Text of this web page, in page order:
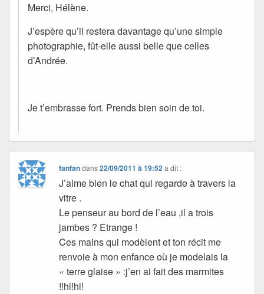
Merci, Hélène.
J’espère qu’il restera davantage qu’une simple
photographie, fût-elle aussi belle que celles
d’Andrée.
Je t’embrasse fort. Prends bien soin de toi.
fanfandans22/09/2011 à 19:52 a dit :
J’aime bien le chat qui regarde à travers la
vitre .
Le penseur au bord de l’eau ,il a trois
jambes ? Etrange !
Ces mains qui modèlent et ton récit me
renvoie à mon enfance où je modelais la
« terre glaise » :j’en ai fait des marmites
!!hi!hi!